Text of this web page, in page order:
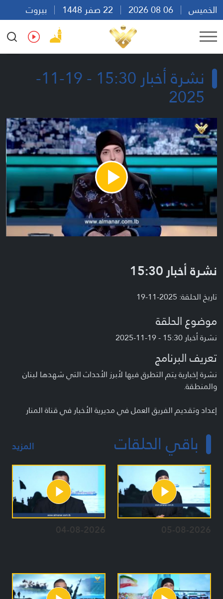
الخميس
بيروت
01:22
Ar En Fr Es
نشرة أخبار 15:30 - 19-11-
2025
Play
Video
نشرة أخبار 15:30
تاريخ الحلقة: 2025-11-19
موضوع الحلقة
نشرة أخبار 15:30 - 19-11-2025
تعريف البرنامج
نشرة إخبارية يتم التطرق فيها لأبرز الأحداث التي شهدها لبنان
والمنطقة.
إعداد وتقديم الفريق العمل في مديرية الأخبار في قناة المنار
باقي الحلقات المزيد
05-08-2026
04-08-2026